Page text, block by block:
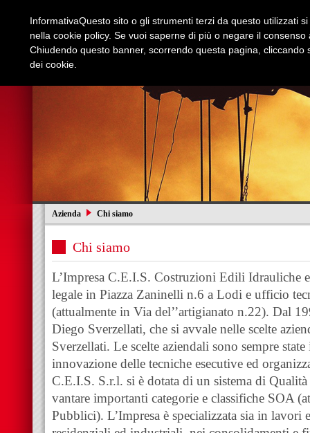
Azienda Chi siamo
Chi siamo
L’Impresa C.E.I.S. Costruzioni Edili Idrauliche
legale in Piazza Zaninelli n.6 a Lodi e ufficio
(attualmente in Via del’’artigianato n.22). Dal
Diego Sverzellati, che si avvale nelle scelte
Sverzellati. Le scelte aziendali sono sempre
innovazione delle tecniche esecutive ed
C.E.I.S. S.r.l. si è dotata di un sistema di
vantare importanti categorie e classifiche SOA
Pubblici). L’Impresa è specializzata sia in
InformativaQuesto sito o gli strumenti terzi da questo utilizzati
nella cookie policy. Se vuoi saperne di più o negare il
Chiudendo questo banner, scorrendo questa pagina,
dei cookie.